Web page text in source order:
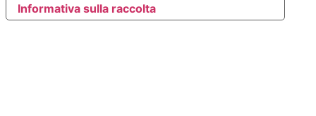
Informativa sulla raccolta